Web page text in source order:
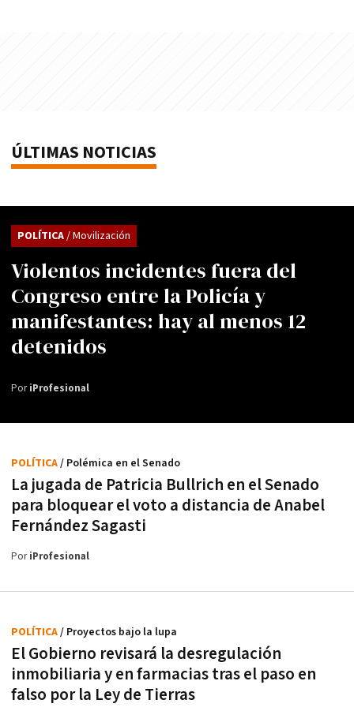
ÚLTIMAS NOTICIAS
Violentos incidentes fuera del
Congreso entre la Policía y
manifestantes: hay al menos 12
detenidos
POLÍTICA/ Movilización
PoriProfesional
La jugada de Patricia Bullrich en el Senado
para bloquear el voto a distancia de Anabel
Fernández Sagasti
POLÍTICA/ Polémica en el Senado
PoriProfesional
El Gobierno revisará la desregulación
inmobiliaria y en farmacias tras el paso en
falso por la Ley de Tierras
POLÍTICA/ Proyectos bajo la lupa